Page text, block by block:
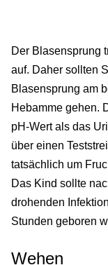
Der Blasensprung
auf. Daher sollten
Blasensprung am
Hebamme gehen.
pH-Wert als das
über einen
tatsächlich um
Das Kind sollte
drohenden
Stunden geboren
Wehen